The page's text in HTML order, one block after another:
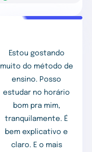
Estou gostando
muito do método de
ensino. Posso
estudar no horário
bom pra mim,
tranquilamente. É
bem explicativo e
claro. E o mais